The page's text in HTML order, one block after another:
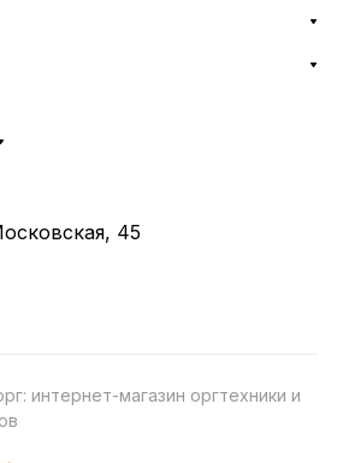
45
интернет-магазин оргтехники и